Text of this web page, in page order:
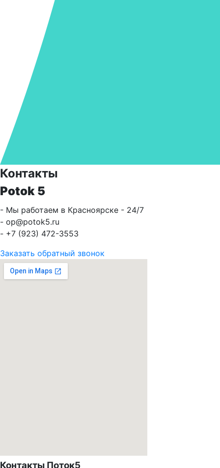
Контакты
Potok 5
- Мы работаем в Красноярске - 24/7
- op@potok5.ru
- +7 (923) 472-3553
Заказать обратный звонок
Контакты Поток5